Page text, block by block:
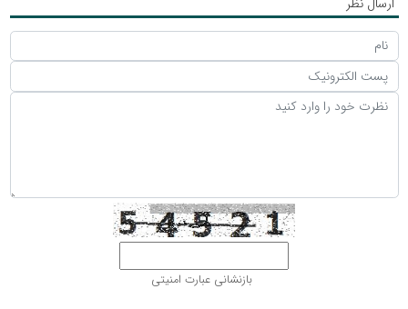
بازنشانی عبارت امنیتی